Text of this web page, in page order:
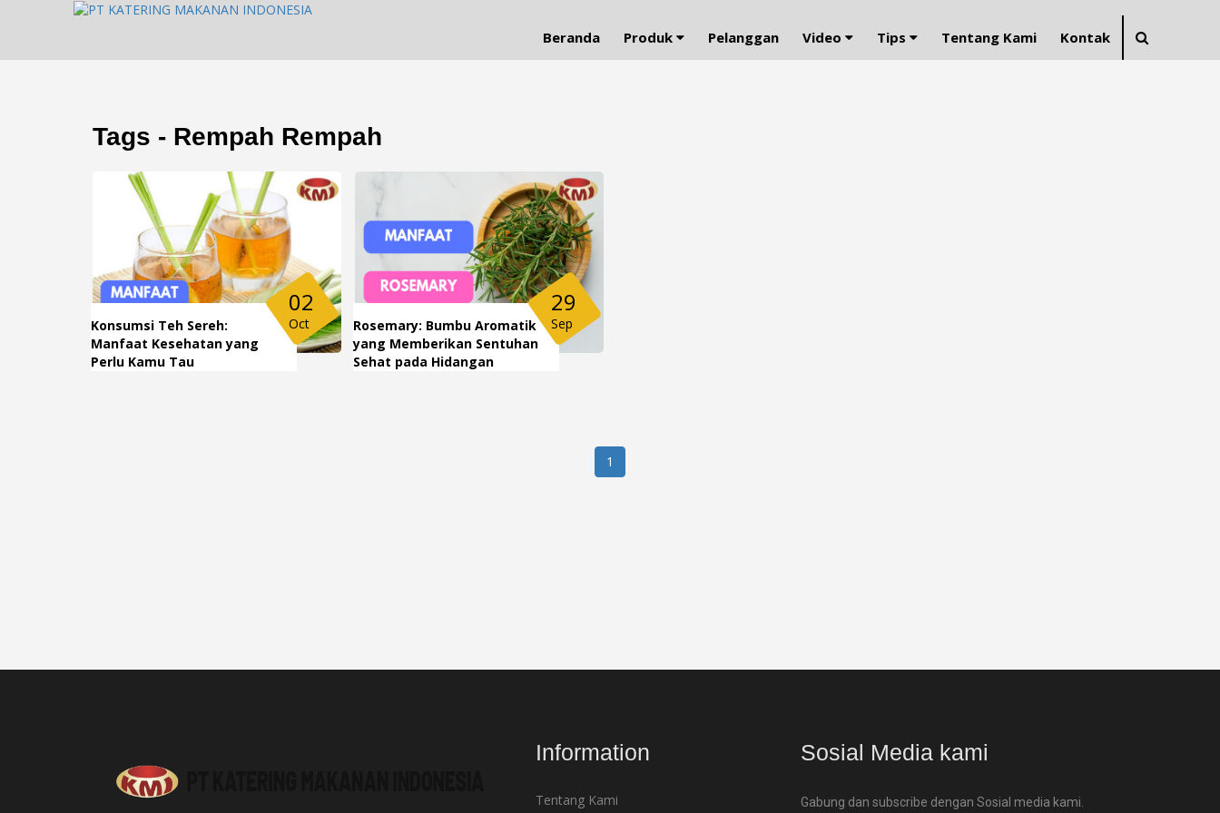
Beranda Produk Pelanggan Video Tips Tentang Kami Kontak
Tags - Rempah Rempah
Konsumsi Teh Sereh:
Manfaat Kesehatan yang
Perlu Kamu Tau
02
Oct
Rosemary: Bumbu Aromatik
yang Memberikan Sentuhan
Sehat pada Hidangan
29
Sep
1
Information
Tentang Kami
Sosial Media kami
Gabung dan subscribe dengan Sosial media kami.